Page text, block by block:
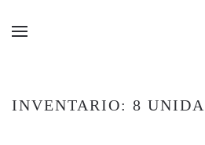
INVENTARIO: 8